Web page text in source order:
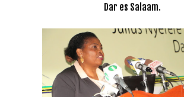
Dar es Salaam.